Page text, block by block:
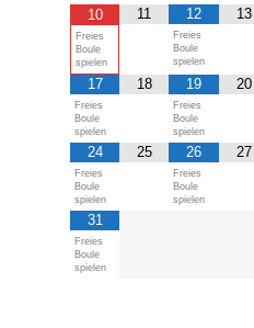
10
Freies
Boule
spielen
11 12
Freies
Boule
spielen
13
17
Freies
Boule
spielen
18 19
Freies
Boule
spielen
20
24
Freies
Boule
spielen
25 26
Freies
Boule
spielen
27
31
Freies
Boule
spielen